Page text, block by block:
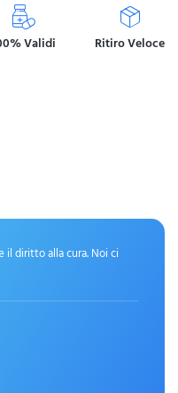
Validi Ritiro Veloce
diritto alla cura. Noi ci